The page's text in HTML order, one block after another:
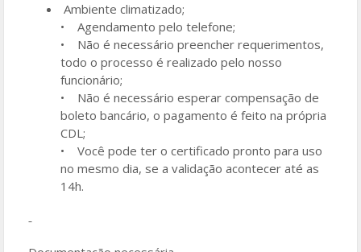
Ambiente climatizado;
• Agendamento pelo telefone;
• Não é necessário preencher requerimentos,
todo o processo é realizado pelo nosso
funcionário;
• Não é necessário esperar compensação de
boleto bancário, o pagamento é feito na própria
CDL;
• Você pode ter o certificado pronto para uso
no mesmo dia, se a validação acontecer até as
14h.